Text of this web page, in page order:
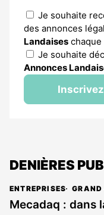
Je souhaite
des annonces
Landaises chaque
Je souhaite
Annonces
DENIÈRES
ENTREPRISES GRAND
Mecadaq : dans